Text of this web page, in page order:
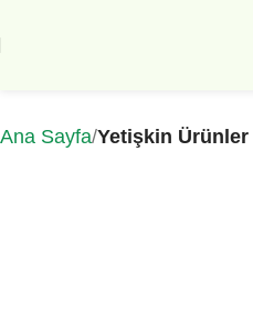
Ana Sayfa Yetişkin Ürünler